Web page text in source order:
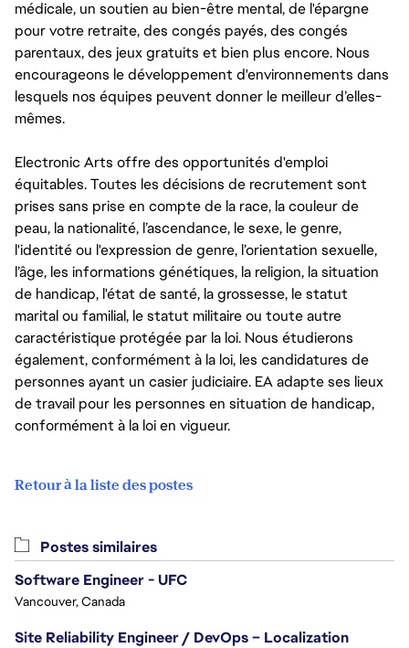
médicale, un soutien au bien-être mental, de l'épargne
pour votre retraite, des congés payés, des congés
parentaux, des jeux gratuits et bien plus encore. Nous
encourageons le développement d'environnements dans
lesquels nos équipes peuvent donner le meilleur d’elles-
mêmes.
Electronic Arts offre des opportunités d'emploi
équitables. Toutes les décisions de recrutement sont
prises sans prise en compte de la race, la couleur de
peau, la nationalité, l’ascendance, le sexe, le genre,
l'identité ou l'expression de genre, l’orientation sexuelle,
l’âge, les informations génétiques, la religion, la situation
de handicap, l'état de santé, la grossesse, le statut
marital ou familial, le statut militaire ou toute autre
caractéristique protégée par la loi. Nous étudierons
également, conformément à la loi, les candidatures de
personnes ayant un casier judiciaire. EA adapte ses lieux
de travail pour les personnes en situation de handicap,
conformément à la loi en vigueur.
Retour à la liste des postes
Postes similaires
Software Engineer - UFC
Vancouver, Canada
Site Reliability Engineer / DevOps – Localization